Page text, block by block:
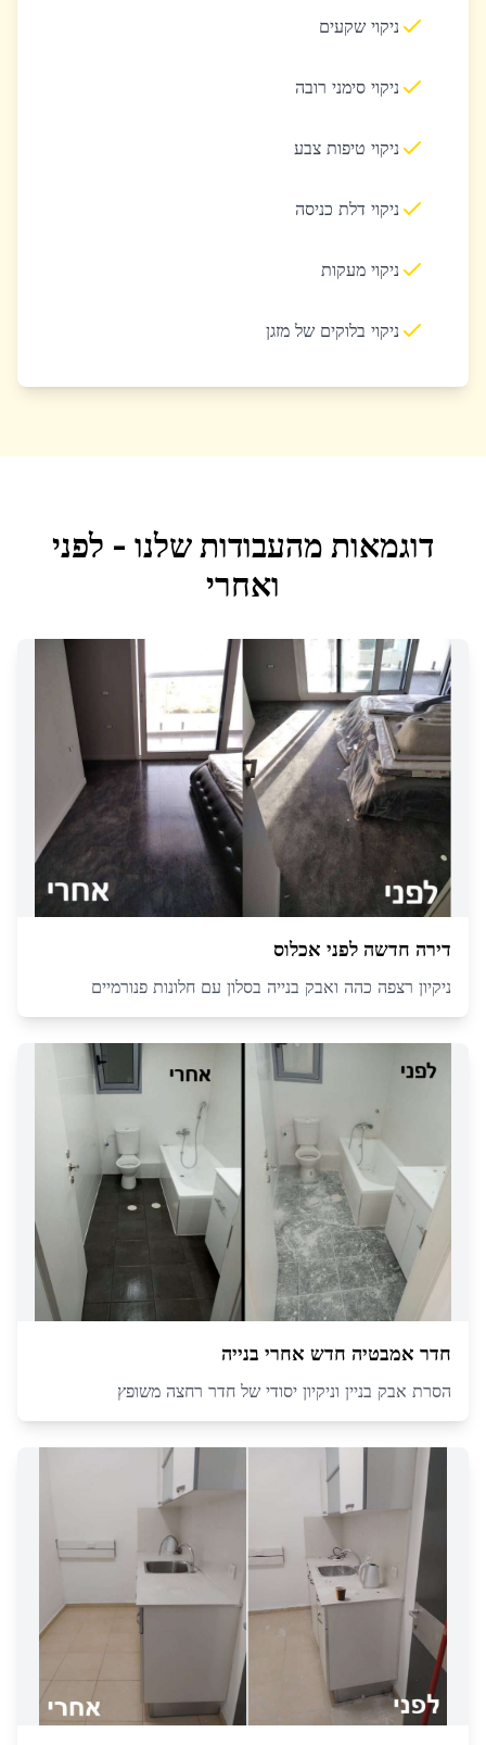
ניקוי שקעים
ניקוי סימני רובה
ניקוי טיפות צבע
ניקוי דלת כניסה
ניקוי מעקות
ניקוי בלוקים של מזגן
דוגמאות מהעבודות שלנו - לפני
ואחרי
דירה חדשה לפני אכלוס
ניקיון רצפה כהה ואבק בנייה בסלון עם חלונות פנורמיים
חדר אמבטיה חדש אחרי בנייה
הסרת אבק בניין וניקיון יסודי של חדר רחצה משופץ